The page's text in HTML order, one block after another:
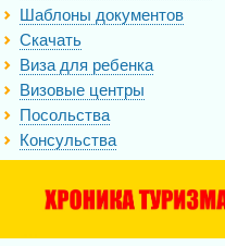
Шаблоны документов
Скачать
Виза для ребенка
Визовые центры
Посольства
Консульства